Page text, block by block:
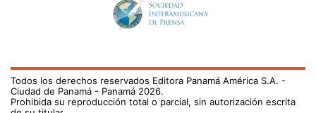
Todos los derechos reservados Editora Panamá América S.A. -
Ciudad de Panamá - Panamá 2026.
Prohibida su reproducción total o parcial, sin autorización escrita